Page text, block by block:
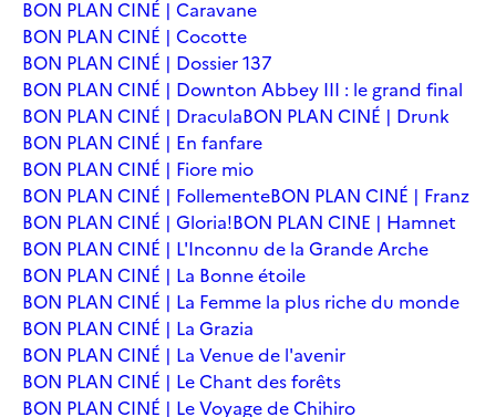
BON PLAN CINÉ | Caravane
BON PLAN CINÉ | Cocotte
BON PLAN CINÉ | Dossier 137
BON PLAN CINÉ | Downton Abbey III : le grand final
BON PLAN CINÉ | DraculaBON PLAN CINÉ | Drunk
BON PLAN CINÉ | En fanfare
BON PLAN CINÉ | Fiore mio
BON PLAN CINÉ | FollementeBON PLAN CINÉ | Franz
BON PLAN CINÉ | Gloria!BON PLAN CINE | Hamnet
BON PLAN CINÉ | L'Inconnu de la Grande Arche
BON PLAN CINÉ | La Bonne étoile
BON PLAN CINÉ | La Femme la plus riche du monde
BON PLAN CINÉ | La Grazia
BON PLAN CINÉ | La Venue de l'avenir
BON PLAN CINÉ | Le Chant des forêts
BON PLAN CINÉ | Le Voyage de Chihiro